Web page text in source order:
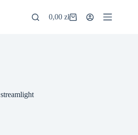
0,00zł
streamlight